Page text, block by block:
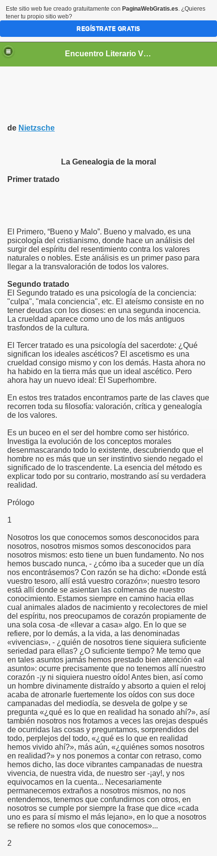
Encuentro Literario Virtual
de Nietzsche
La Genealogia de la moral
Primer tratado
El Primero, “Bueno y Malo”. Bueno y malvado, es una
psicología del cristianismo, donde hace un análisis del
surgir del espíritu del resentimiento contra los valores
naturales o nobles. Este análisis es un primer paso para
llegar a la transvaloración de todos los valores.
Segundo tratado
El Segundo tratado es una psicología de la conciencia:
"culpa", "mala conciencia", etc. El ateísmo consiste en no
tener deudas con los dioses: en una segunda inocencia.
La crueldad aparece como uno de los más antiguos
trasfondos de la cultura.
El Tercer tratado es una psicología del sacerdote: ¿Qué
significan los ideales ascéticos? El ascetismo es una
crueldad consigo mismo y con los demás. Hasta ahora no
ha habido en la tierra más que un ideal ascético. Pero
ahora hay un nuevo ideal: El Superhombre.
En estos tres tratados encontramos parte de las claves que
recorren toda su filosofía: valoración, crítica y genealogía
de los valores.
Es un buceo en el ser del hombre como ser histórico.
Investiga la evolución de los conceptos morales
desenmascarando todo lo existente, descubriendo que el
hombre no es más que un ser instintivo siendo negado el
significado de lo trascendente. La esencia del método es
explicar todo por su contrario, mostrando así su verdadera
realidad.
Prólogo
1
Nosotros los que conocemos somos desconocidos para
nosotros, nosotros mismos somos desconocidos para
nosotros mismos: esto tiene un buen fundamento. No nos
hemos buscado nunca, - ¿cómo iba a suceder que un día
nos encontrásemos? Con razón se ha dicho: «Donde está
vuestro tesoro, allí está vuestro corazón»; nuestro tesoro
está allí donde se asientan las colmenas de nuestro
conocimiento. Estamos siempre en camino hacia ellas
cual animales alados de nacimiento y recolectores de miel
del espíritu, nos preocupamos de corazón propiamente de
una sola cosa -de «llevar a casa» algo. En lo que se
refiere, por lo demás, a la vida, a las denominadas
«vivencias», - ¿quién de nosotros tiene siquiera suficiente
seriedad para ellas? ¿O suficiente tiempo? Me temo que
en tales asuntos jamás hemos prestado bien atención «al
asunto»: ocurre precisamente que no tenemos allí nuestro
corazón -¡y ni siquiera nuestro oído! Antes bien, así como
un hombre divinamente distraído y absorto a quien el reloj
acaba de atronarle fuertemente los oídos con sus doce
campanadas del mediodía, se desvela de golpe y se
pregunta «¿qué es lo que en realidad ha sonado ahí?», así
también nosotros nos frotamos a veces las orejas después
de ocurridas las cosas y preguntamos, sorprendidos del
todo, perplejos del todo, «¿qué es lo que en realidad
hemos vivido ahí?», más aún, «¿quiénes somos nosotros
en realidad?» y nos ponemos a contar con retraso, como
hemos dicho, las doce vibrantes campanadas de nuestra
vivencia, de nuestra vida, de nuestro ser -¡ay!, y nos
equivocamos en la cuenta... Necesariamente
permanecemos extraños a nosotros mismos, no nos
entendemos, tenemos que confundirnos con otros, en
nosotros se cumple por siempre la frase que dice «cada
uno es para sí mismo el más lejano», en lo que a nosotros
se refiere no somos «los que conocemos»...
2
Este sitio web fue creado gratuitamente con PaginaWebGratis.es. ¿Quieres
tener tu propio sitio web?
REGÍSTRATE GRATIS